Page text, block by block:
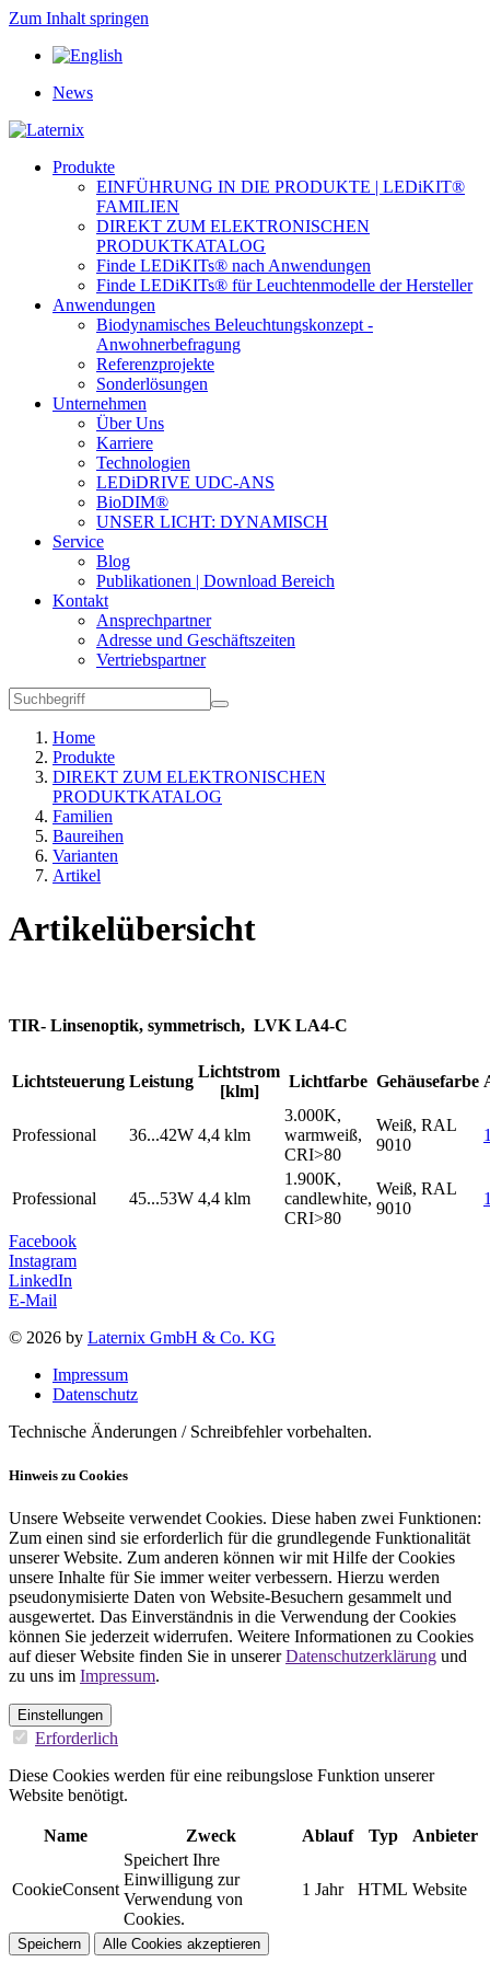
Zum Inhalt springen
News
Produkte
EINFÜHRUNG IN DIE PRODUKTE | LEDiKIT®
FAMILIEN
DIREKT ZUM ELEKTRONISCHEN
PRODUKTKATALOG
Finde LEDiKITs® nach Anwendungen
Finde LEDiKITs® für Leuchtenmodelle der Hersteller
Anwendungen
Biodynamisches Beleuchtungskonzept -
Anwohnerbefragung
Referenzprojekte
Sonderlösungen
Unternehmen
Über Uns
Karriere
Technologien
LEDiDRIVE UDC-ANS
BioDIM®
UNSER LICHT: DYNAMISCH
Service
Blog
Publikationen | Download Bereich
Kontakt
Ansprechpartner
Adresse und Geschäftszeiten
Vertriebspartner
Home
Produkte
DIREKT ZUM ELEKTRONISCHEN
PRODUKTKATALOG
Familien
Baureihen
Varianten
Artikel
Artikelübersicht
TIR- Linsenoptik, symmetrisch, LVK LA4-C
Lichtsteuerung Leistung
Lichtstrom
[klm]
Lichtfarbe Gehäusefarbe
Professional 36...42W 4,4 klm
3.000K,
warmweiß,
CRI>80
Weiß, RAL
9010
Professional 45...53W 4,4 klm
1.900K,
candlewhite,
CRI>80
Weiß, RAL
9010
Facebook
Instagram
LinkedIn
E-Mail
© 2026 by Laternix GmbH & Co. KG
Impressum
Datenschutz
Technische Änderungen / Schreibfehler vorbehalten.
Hinweis zu Cookies
Unsere Webseite verwendet Cookies. Diese haben zwei Funktionen:
Zum einen sind sie erforderlich für die grundlegende Funktionalität
unserer Website. Zum anderen können wir mit Hilfe der Cookies
unsere Inhalte für Sie immer weiter verbessern. Hierzu werden
pseudonymisierte Daten von Website-Besuchern gesammelt und
ausgewertet. Das Einverständnis in die Verwendung der Cookies
können Sie jederzeit widerrufen. Weitere Informationen zu Cookies
auf dieser Website finden Sie in unsererDatenschutzerklärung und
zu uns im Impressum.
Einstellungen
Erforderlich
Diese Cookies werden für eine reibungslose Funktion unserer
Website benötigt.
Name Zweck Ablauf Typ Anbieter
CookieConsent
Speichert Ihre
Einwilligung zur
Verwendung von
Cookies.
1 Jahr HTML Website
Speichern Alle Cookies akzeptieren